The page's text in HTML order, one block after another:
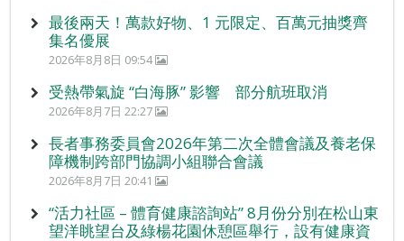
最後兩天！萬款好物、1 元限定、百萬元抽獎齊
集名優展
2026年8月8日 09:54
受熱帶氣旋 “白海豚” 影響 部分航班取消
2026年8月7日 22:27
長者事務委員會2026年第二次全體會議及養老保
障機制跨部門協調小組聯合會議
2026年8月7日 20:41
“活力社區 – 體育健康諮詢站” 8月份分別在松山東
望洋眺望台及綠楊花園休憩區舉行，設有健康資